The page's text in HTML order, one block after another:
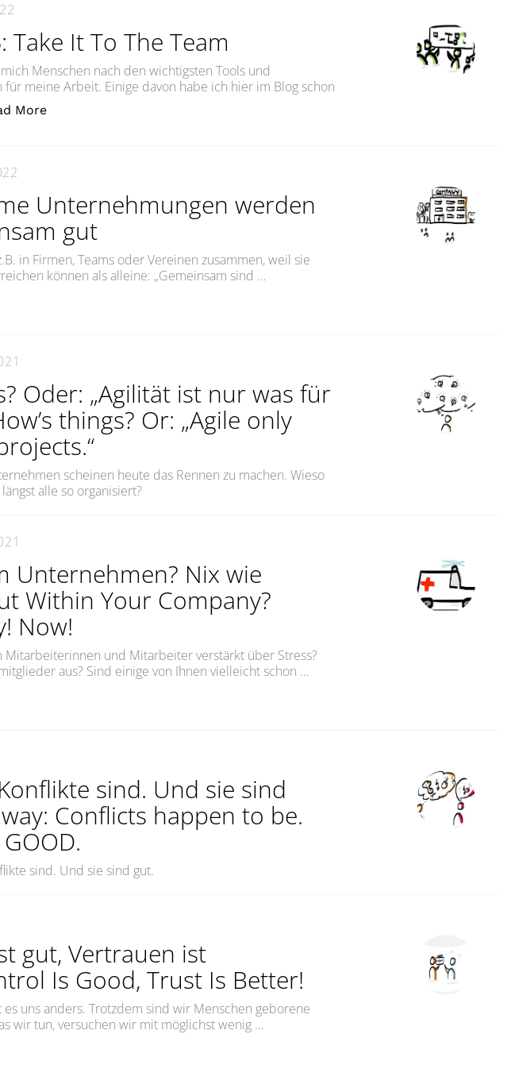
Take It To The Team
Menschen nach den wichtigsten Tools und
für meine Arbeit. Einige davon habe ich hier im Blog schon
More„Tooling #6: Take It To The Team“
Unternehmungen werden
gut
in Firmen, Teams oder Vereinen zusammen, weil sie
können als alleine: „Gemeinsam sind …
Unternehmungen werden nur gemeinsam gut“
Oder: „Agilität ist nur was für
things? Or: „Agile only
scheinen heute das Rennen zu machen. Wieso
alle so organisiert?
Unternehmen? Nix wie
Within Your Company?
Now!
Mitarbeiterinnen und Mitarbeiter verstärkt über Stress?
aus? Sind einige von Ihnen vielleicht schon …
im Unternehmen? Nix wie ran!Burnout Within Your Company? Emergency!
sind. Und sie sind
Conflicts happen to be.
sind. Und sie sind gut.
gut, Vertrauen ist
Is Good, Trust Is Better!
uns anders. Trotzdem sind wir Menschen geborene
wir tun, versuchen wir mit möglichst wenig …
ist gut, Vertrauen ist besser!Control Is Good, Trust Is Better!“